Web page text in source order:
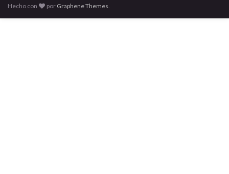
Hecho con
por Graphene Themes